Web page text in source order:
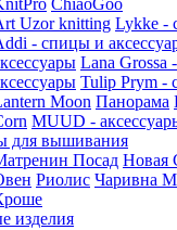
ChiaoGoo
Uzor knitting Lykke -
- спицы и
Lana Grossa
Tulip Prym -
Moon Панорама
MUUD -
для вышивания
Посад Новая
Риолис Чаривна
изделия